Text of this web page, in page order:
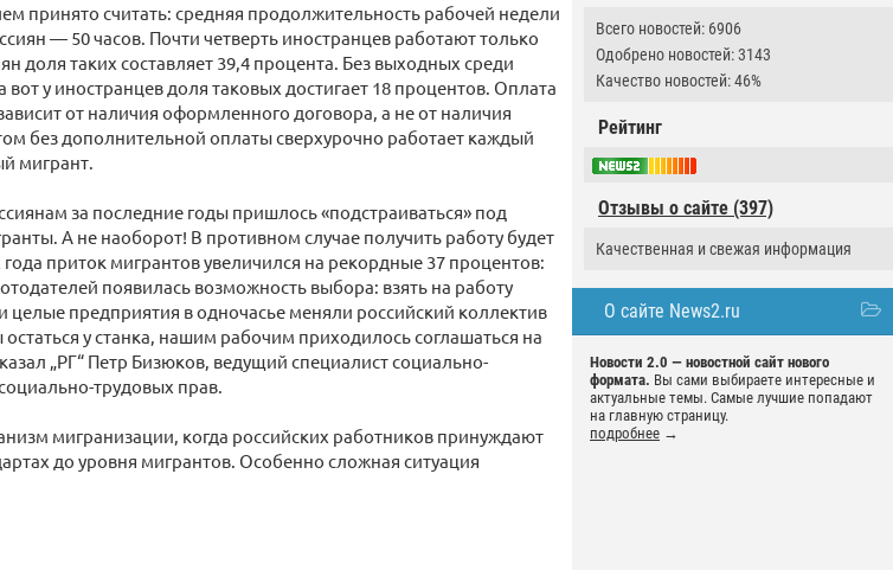
Всего новостей: 6906
Одобрено новостей: 3143
Качество новостей: 46%
Рейтинг
Отзывы о сайте (397)
Качественная и свежая информация
О сайте News2.ru
Новости 2.0 — новостной сайт нового
формата. Вы сами выбираете интересные и
актуальные темы. Самые лучшие попадают
на главную страницу.
подробнее →
принято считать: средняя продолжительность рабочей недели
— 50 часов. Почти четверть иностранцев работают только
доля таких составляет 39,4 процента. Без выходных среди
у иностранцев доля таковых достигает 18 процентов. Оплата
от наличия оформленного договора, а не от наличия
без дополнительной оплаты сверхурочно работает каждый
мигрант.
за последние годы пришлось «подстраиваться» под
А не наоборот! В противном случае получить работу будет
приток мигрантов увеличился на рекордные 37 процентов:
появилась возможность выбора: взять на работу
целые предприятия в одночасье меняли российский коллектив
у станка, нашим рабочим приходилось соглашаться на
„РГ“ Петр Бизюков, ведущий специалист социально-
трудовых прав.
мигранизации, когда российских работников принуждают
до уровня мигрантов. Особенно сложная ситуация